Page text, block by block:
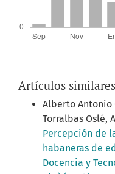
Artículos similares
Alberto Antonio
Torralbas Oslé,
Percepción de
habaneras de
Docencia y